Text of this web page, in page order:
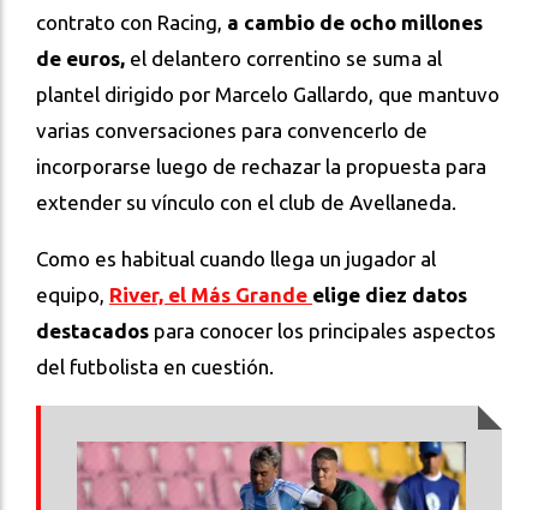
contrato con Racing, a cambio de ocho millones
de euros, el delantero correntino se suma al
plantel dirigido por Marcelo Gallardo, que mantuvo
varias conversaciones para convencerlo de
incorporarse luego de rechazar la propuesta para
extender su vínculo con el club de Avellaneda.
Como es habitual cuando llega un jugador al
equipo, River, el Más Grande elige diez datos
destacados para conocer los principales aspectos
del futbolista en cuestión.